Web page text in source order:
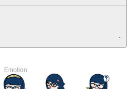
Emotion